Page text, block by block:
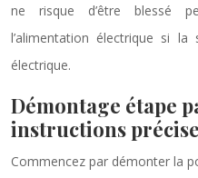
ne risque d’être blessé
l’alimentation électrique si
électrique.
Démontage étape
instructions
Commencez par démonter la